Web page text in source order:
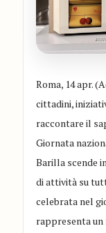
Roma, 14 apr.
cittadini,
raccontare il
Giornata
Barilla scende
di attività su
celebrata nel
rappresenta